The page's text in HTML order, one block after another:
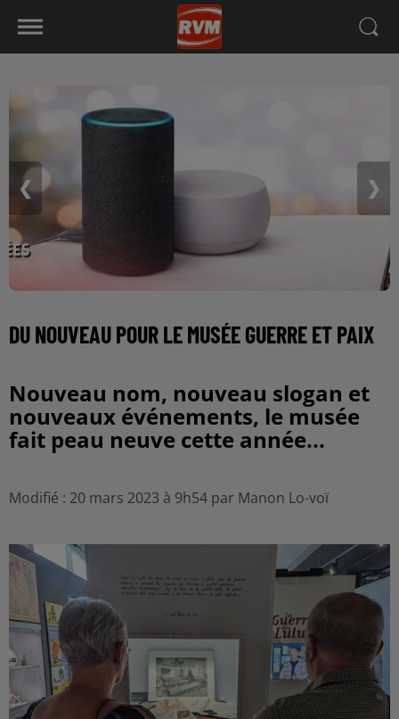
❮ ❯
DU NOUVEAU POUR LE MUSÉE GUERRE ET PAIX
Nouveau nom, nouveau slogan et
nouveaux événements, le musée
fait peau neuve cette année...
Modifié : 20 mars 2023 à 9h54 par Manon Lo-voï